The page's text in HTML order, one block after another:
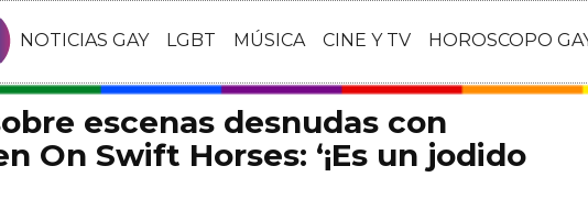
NOTICIAS GAY LGBT MÚSICA CINE Y TV HOROSCOPO
escenas desnudas con
On Swift Horses: ‘¡Es un jodido